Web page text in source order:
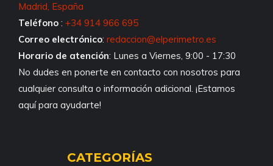
Madrid, España
Teléfono : +34 914 966 695
Correo electrónico: redaccion@elperimetro.es
Horario de atención: Lunes a Viernes, 9:00 - 17:30
No dudes en ponerte en contacto con nosotros para
cualquier consulta o información adicional. ¡Estamos
aquí para ayudarte!
CATEGORÍAS